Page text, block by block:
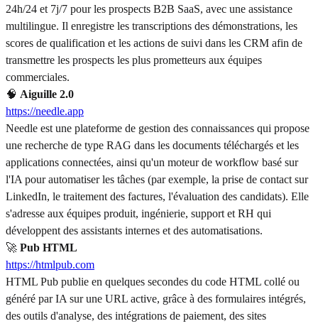
24h/24 et 7j/7 pour les prospects B2B SaaS, avec une assistance
multilingue. Il enregistre les transcriptions des démonstrations, les
scores de qualification et les actions de suivi dans les CRM afin de
transmettre les prospects les plus prometteurs aux équipes
commerciales.
🧠 Aiguille 2.0
https://needle.app
Needle est une plateforme de gestion des connaissances qui propose
une recherche de type RAG dans les documents téléchargés et les
applications connectées, ainsi qu'un moteur de workflow basé sur
l'IA pour automatiser les tâches (par exemple, la prise de contact sur
LinkedIn, le traitement des factures, l'évaluation des candidats). Elle
s'adresse aux équipes produit, ingénierie, support et RH qui
développent des assistants internes et des automatisations.
🚀 Pub HTML
https://htmlpub.com
HTML Pub publie en quelques secondes du code HTML collé ou
généré par IA sur une URL active, grâce à des formulaires intégrés,
des outils d'analyse, des intégrations de paiement, des sites